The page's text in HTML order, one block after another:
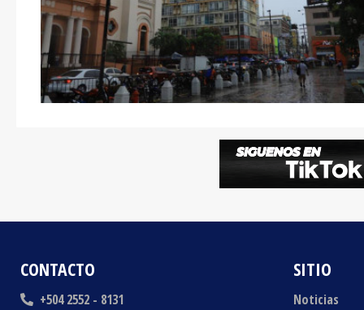
CONTACTO
+504 2552 - 8131
SITIO
Noticias